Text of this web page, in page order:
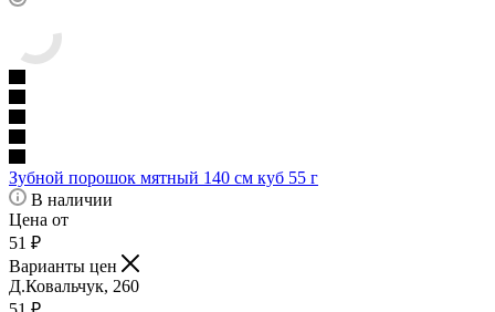
Зубной порошок мятный 140 см куб 55 г
В наличии
Цена от
51 ₽
Варианты цен
Д.Ковальчук, 260